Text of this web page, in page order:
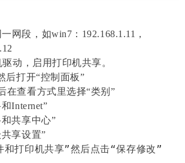
网段，如win7：192.168.1.11，
动，启用打印机共享。
后打开“控制面板”
在查看方式里选择“类别”
Internet”
共享中心”
享设置”
和打印机共享”然后点击“保存修改”